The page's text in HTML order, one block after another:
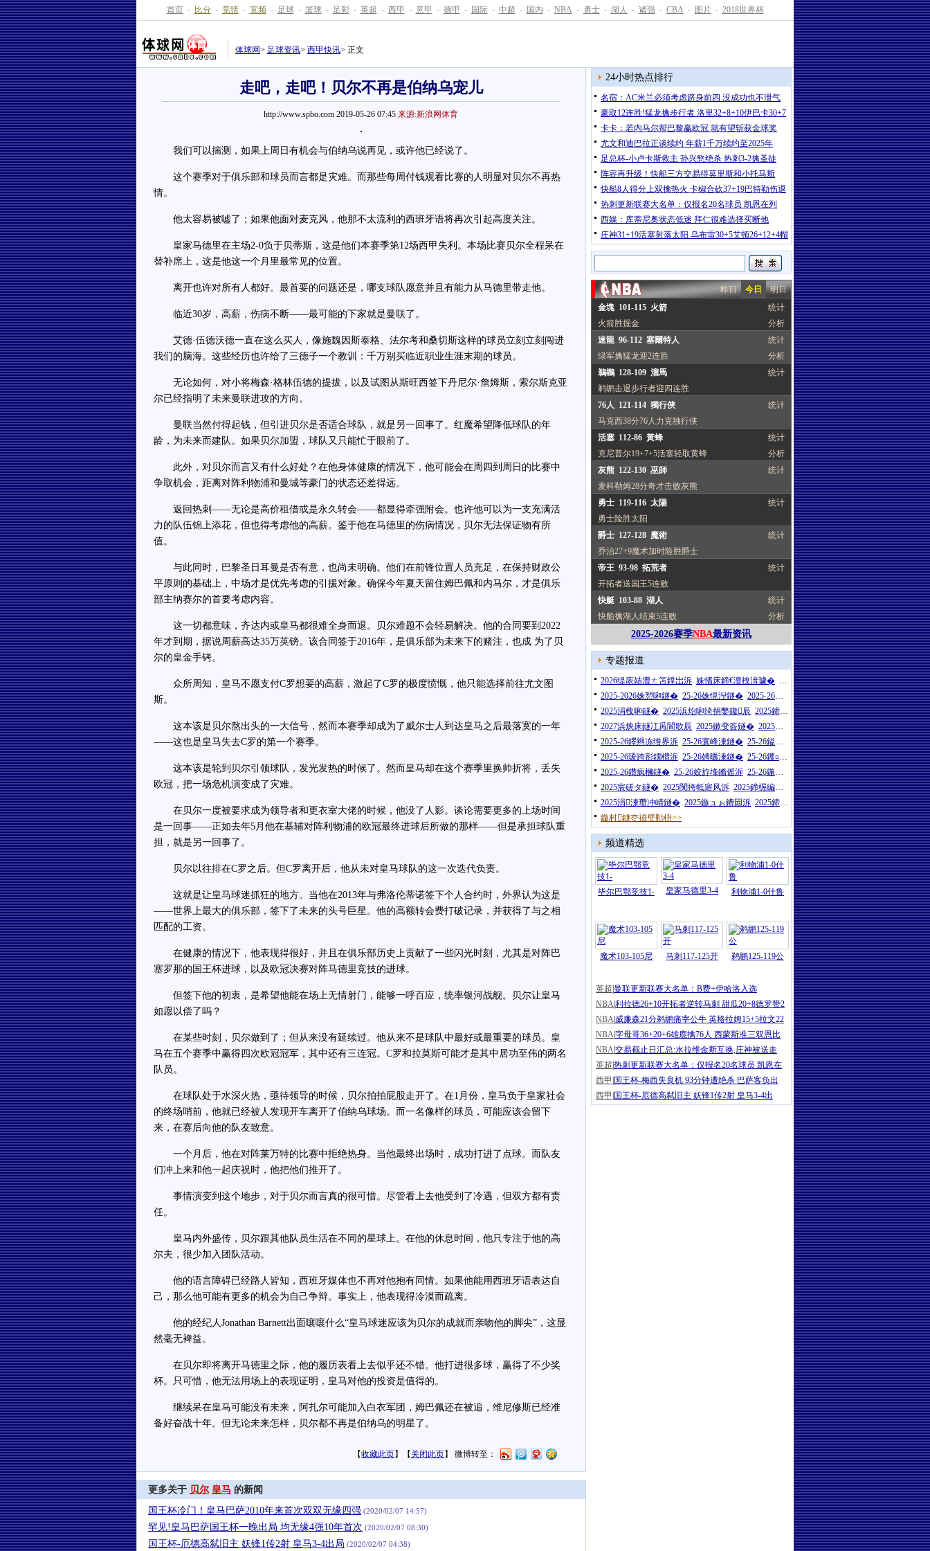
首页 - 比分 - 竞猜 - 宽频 - 足球 - 篮球 - 足彩 - 英超 - 西甲 - 意甲 - 德甲 - 国际 - 中超 - 国内 - NBA - 勇士 - 湖人 - 诸强 - CBA - 图片 - 2018世界杯
体球网> 足球资讯> 西甲快讯> 正文
走吧，走吧！贝尔不再是伯纳乌宠儿
http://www.spbo.com 2019-05-26 07:45 来源:新浪网体育
我们可以揣测，如果上周日有机会与伯纳乌说再见，或许他已经说了。
这个赛季对于俱乐部和球员而言都是灾难。而那些每周付钱观看比赛的人明显对贝尔不再热
情。
他太容易被嘘了；如果他面对麦克风，他那不太流利的西班牙语将再次引起高度关注。
皇家马德里在主场2-0负于贝蒂斯，这是他们本赛季第12场西甲失利。本场比赛贝尔全程呆在
替补席上，这是他这一个月里最常见的位置。
离开也许对所有人都好。最首要的问题还是，哪支球队愿意并且有能力从马德里带走他。
临近30岁，高薪，伤病不断——最可能的下家就是曼联了。
艾德·伍德沃德一直在这么买人，像施魏因斯泰格、法尔考和桑切斯这样的球员立刻立刻闯进
我们的脑海。这些经历也许给了三德子一个教训：千万别买临近职业生涯末期的球员。
无论如何，对小将梅森·格林伍德的提拔，以及试图从斯旺西签下丹尼尔·詹姆斯，索尔斯克亚
尔已经指明了未来曼联进攻的方向。
曼联当然付得起钱，但引进贝尔是否适合球队，就是另一回事了。红魔希望降低球队的年
龄，为未来而建队。如果贝尔加盟，球队又只能忙于眼前了。
此外，对贝尔而言又有什么好处？在他身体健康的情况下，他可能会在周四到周日的比赛中
争取机会，距离对阵利物浦和曼城等豪门的状态还差得远。
返回热刺——无论是高价租借或是永久转会——都显得牵强附会。也许他可以为一支充满活
力的队伍锦上添花，但也得考虑他的高薪。鉴于他在马德里的伤病情况，贝尔无法保证物有所
值。
与此同时，巴黎圣日耳曼是否有意，也尚未明确。他们在前锋位置人员充足，在保持财政公
平原则的基础上，中场才是优先考虑的引援对象。确保今年夏天留住姆巴佩和内马尔，才是俱乐
部主纳赛尔的首要考虑内容。
这一切都意味，齐达内或皇马都很难全身而退。贝尔难题不会轻易解决。他的合同要到2022
年才到期，据说周薪高达35万英镑。该合同签于2016年，是俱乐部为未来下的赌注，也成 为了贝
尔的皇金手铐。
众所周知，皇马不愿支付C罗想要的高薪，激起了C罗的极度愤慨，他只能选择前往尤文图
斯。
这本该是贝尔熬出头的一大信号，然而本赛季却成为了威尔士人到达皇马之后最落寞的一年
——这也是皇马失去C罗的第一个赛季。
这本该是轮到贝尔引领球队，发光发热的时候了。然而皇马却在这个赛季里换帅折将，丢失
欧冠，把一场危机演变成了灾难。
在贝尔一度被要求成为领导者和更衣室大佬的时候，他没了人影。谈论需要更多的上场时间
是一回事——正如去年5月他在基辅对阵利物浦的欧冠最终进球后所做的那样——但是承担球队重
担，就是另一回事了。
贝尔以往排在C罗之后。但C罗离开后，他从未对皇马球队的这一次迭代负责。
这就是让皇马球迷抓狂的地方。当他在2013年与弗洛伦蒂诺签下个人合约时，外界认为这是
——世界上最大的俱乐部，签下了未来的头号巨星。他的高额转会费打破记录，并获得了与之相
匹配的工资。
在健康的情况下，他表现得很好，并且在俱乐部历史上贡献了一些闪光时刻，尤其是对阵巴
塞罗那的国王杯进球，以及欧冠决赛对阵马德里竞技的进球。
但签下他的初衷，是希望他能在场上无情射门，能够一呼百应，统率银河战舰。贝尔让皇马
如愿以偿了吗？
在某些时刻，贝尔做到了；但从来没有延续过。他从来不是球队中最好或最重要的球员。皇
马在五个赛季中赢得四次欧冠冠军，其中还有三连冠。C罗和拉莫斯可能才是其中居功至伟的两名
队员。
在球队处于水深火热，亟待领导的时候，贝尔拍拍屁股走开了。在1月份，皇马负于皇家社会
的终场哨前，他就已经被人发现开车离开了伯纳乌球场。而一名像样的球员，可能应该会留下
来，在赛后向他的队友致意。
一个月后，他在对阵莱万特的比赛中拒绝热身。当他最终出场时，成功打进了点球。而队友
们冲上来和他一起庆祝时，他把他们推开了。
事情演变到这个地步，对于贝尔而言真的很可惜。尽管看上去他受到了冷遇，但双方都有责
任。
皇马内外盛传，贝尔跟其他队员生活在不同的星球上。在他的休息时间，他只专注于他的高
尔夫，很少加入团队活动。
他的语言障碍已经路人皆知，西班牙媒体也不再对他抱有同情。如果他能用西班牙语表达自
己，那么他可能有更多的机会为自己争辩。事实上，他表现得冷漠而疏离。
他的经纪人Jonathan Barnett出面嚷嚷什么“皇马球迷应该为贝尔的成就而亲吻他的脚尖”，这显
然毫无裨益。
在贝尔即将离开马德里之际，他的履历表看上去似乎还不错。他打进很多球，赢得了不少奖
杯。只可惜，他无法用场上的表现证明，皇马对他的投资是值得的。
继续呆在皇马可能没有未来，阿扎尔可能加入白衣军团，姆巴佩还在被追，维尼修斯已经准
备好奋战十年。但无论未来怎样，贝尔都不再是伯纳乌的明星了。
【收藏此页】【 关闭此页】 微博转至：
更多关于 贝尔 皇马 的新闻
国王杯冷门！皇马巴萨2010年来首次双双无缘四强 (2020/02/07 14:57)
罕见!皇马巴萨国王杯一晚出局 均无缘4强10年首次 (2020/02/07 08:30)
国王杯-厄德高弑旧主 妖锋1传2射 皇马3-4出局 (2020/02/07 04:38)
24小时热点排行
名宿：AC米兰必须考虑跻身前四 没成功也不泄气
豪取12连胜!猛龙擒步行者 洛里32+8+10伊巴卡30+7
卡卡：若内马尔帮巴黎赢欧冠 就有望斩获金球奖
尤文和迪巴拉正谈续约 年薪1千万续约至2025年
足总杯-小卢卡斯救主 孙兴慜绝杀 热刺3-2擒圣徒
阵容再升级！快船三方交易得莫里斯和小托马斯
快船8人得分上双擒热火 卡椒合砍37+19巴特勒伤退
热刺更新联赛大名单：仅报名20名球员 凯恩在列
西媒：库蒂尼奥状态低迷 拜仁很难选择买断他
庄神31+19活塞射落太阳 乌布雷30+5艾顿26+12+4帽
昨日 今日
明日
金塊 101-115 火箭
统计
火箭胜掘金
分析
速龍 96-112 塞爾特人
统计
绿军擒猛龙迎2连胜
分析
鵜鶘 128-109 溜馬
统计
鹈鹕击退步行者迎四连胜
76人 121-114 獨行俠
统计
马克西38分76人力克独行侠
活塞 112-86 黃蜂
统计
克尼普尔19+7+5活塞轻取黄蜂
分析
灰熊 122-130 巫師
统计
麦科勒姆28分奇才击败灰熊
勇士 119-116 太陽
统计
勇士险胜太阳
爵士 127-128 魔術
统计
乔治27+9魔术加时险胜爵士
帝王 93-98 拓荒者
统计
开拓者送国王5连败
快艇 103-88 湖人
统计
快船擒湖人结束5连败
分析
2025-2026赛季NBA最新资讯
专题报道
2026缇庡姞澧ㄤ笘鐣岀泝 姝愭床鍗€澶栧湇璩� 浜炴床鍗€澶栧湇璩�
2025-2026姝愬啝鐩� 25-26姝愰湼鐩� 2025-26姝愭渻鐩�
2025涓栧啝鐩� 2025浜炲啝绮捐嫳鑱辰 2025鍗楃編鑷敱鐩�
2027浜炴床鐩冮爯閬歌辰 2025鏉变簽鐩� 2025闈炴床鍦嬪鐩�
2025-26鑻辫冻绺界泝 25-26寰峰湅鐩� 25-26鎰忓ぇ鍒╃泝
2025-26瑗跨彮鐗欑泝 25-26娉曞湅鐩� 25-26钁¤悇鐗欑泝
2025-26鑽疯槶鐩� 25-26姣斿埄鏅傜泝 25-26鍦熻€冲叾鐩�
2025宸磋タ鐩� 2025闃挎牴寤风泝 2025鍗楃編娲茬悆鏈冪泝
2025涓湅瓒冲崝鐩� 2025鏃ュぉ鐨囩泝 2025鍗楅煋瓒崇附鐩�
鏇村鐩冭禌璧勬枡>>
频道精选
毕尔巴鄂竞技1- 皇家马德里3-4 利物浦1-0什鲁
魔术103-105尼 马刺117-125开 鹈鹕125-119公
英超 曼联更新联赛大名单：B费+伊哈洛入选
NBA利拉德26+10开拓者逆转马刺 甜瓜20+8德罗赞2
NBA 威廉森21分鹈鹕痛宰公牛 英格拉姆15+5拉文22
NBA字母哥36+20+6雄鹿擒76人 西蒙斯准三双恩比
NBA交易截止日汇总:水拉维金斯互换,庄神被送走
英超 热刺更新联赛大名单：仅报名20名球员 凯恩在
西甲 国王杯-梅西失良机 93分钟遭绝杀 巴萨客负出
西甲 国王杯-厄德高弑旧主 妖锋1传2射 皇马3-4出